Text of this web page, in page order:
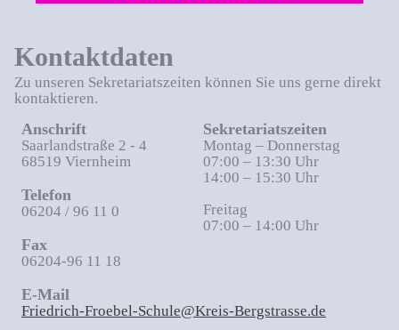
Kontaktdaten
Zu unseren Sekretariatszeiten können Sie uns gerne direkt
kontaktieren.
Anschrift
Saarlandstraße 2 - 4
68519 Viernheim
Telefon
06204 / 96 11 0
Fax
06204-96 11 18
Sekretariatszeiten
Montag – Donnerstag
07:00 – 13:30 Uhr
14:00 – 15:30 Uhr
Freitag
07:00 – 14:00 Uhr
E-Mail
Friedrich-Froebel-Schule@Kreis-Bergstrasse.de